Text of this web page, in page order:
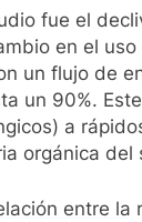
fue el
en el
un flujo de
un 90%.
a
orgánica del
entre la